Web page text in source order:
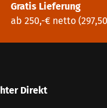
Gratis Lieferung
ab 250,-€ netto
Direkt